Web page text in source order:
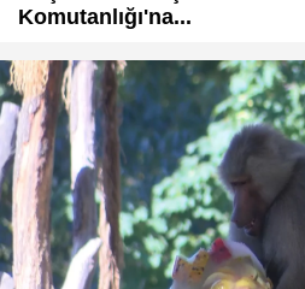
Komutanlığı'na...